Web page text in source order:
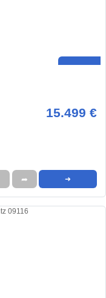
15.499 €
➦ ➜